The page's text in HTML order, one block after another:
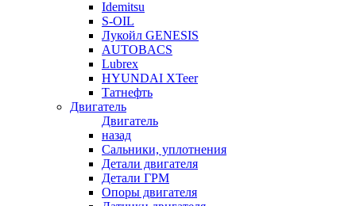
Idemitsu
S-OIL
Лукойл GENESIS
AUTOBACS
Lubrex
HYUNDAI XTeer
Татнефть
Двигатель
Двигатель
назад
Сальники, уплотнения
Детали двигателя
Детали ГРМ
Опоры двигателя